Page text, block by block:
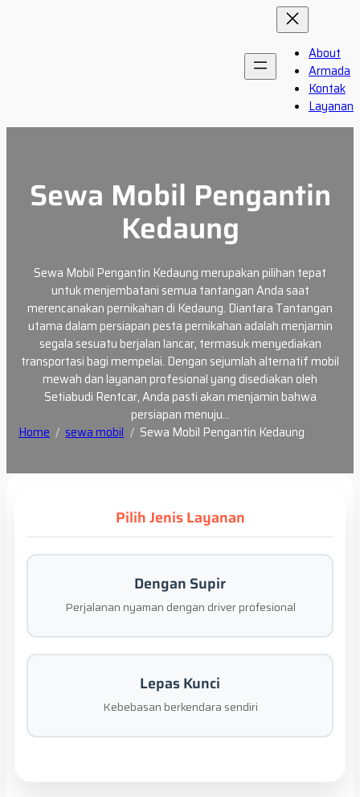
About
Armada
Kontak
Layanan
Sewa Mobil Pengantin
Kedaung
Sewa Mobil Pengantin Kedaung merupakan pilihan tepat
untuk menjembatani semua tantangan Anda saat
merencanakan pernikahan di Kedaung. Diantara Tantangan
utama dalam persiapan pesta pernikahan adalah menjamin
segala sesuatu berjalan lancar, termasuk menyediakan
transportasi bagi mempelai. Dengan sejumlah alternatif mobil
mewah dan layanan profesional yang disediakan oleh
Setiabudi Rentcar, Anda pasti akan menjamin bahwa
persiapan menuju…
Home
sewa mobil Sewa Mobil Pengantin Kedaung
Pilih Jenis Layanan
Dengan Supir
Perjalanan nyaman dengan driver profesional
Lepas Kunci
Kebebasan berkendara sendiri